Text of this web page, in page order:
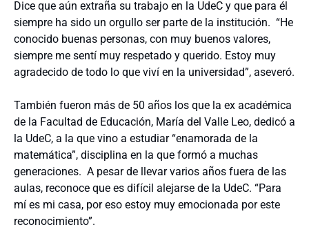
Dice que aún extraña su trabajo en la UdeC y que para él
siempre ha sido un orgullo ser parte de la institución. “He
conocido buenas personas, con muy buenos valores,
siempre me sentí muy respetado y querido. Estoy muy
agradecido de todo lo que viví en la universidad”, aseveró.
También fueron más de 50 años los que la ex académica
de la Facultad de Educación, María del Valle Leo, dedicó a
la UdeC, a la que vino a estudiar “enamorada de la
matemática”, disciplina en la que formó a muchas
generaciones. A pesar de llevar varios años fuera de las
aulas, reconoce que es difícil alejarse de la UdeC. “Para
mí es mi casa, por eso estoy muy emocionada por este
reconocimiento”.